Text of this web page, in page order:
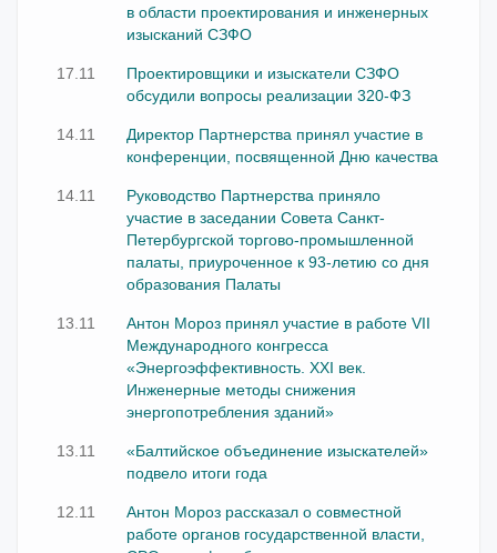
в области проектирования и инженерных
изысканий СЗФО
17.11
Проектировщики и изыскатели СЗФО
обсудили вопросы реализации 320-ФЗ
14.11
Директор Партнерства принял участие в
конференции, посвященной Дню качества
14.11
Руководство Партнерства приняло
участие в заседании Совета Санкт-
Петербургской торгово-промышленной
палаты, приуроченное к 93-летию со дня
образования Палаты
13.11
Антон Мороз принял участие в работе VII
Международного конгресса
«Энергоэффективность. XXI век.
Инженерные методы снижения
энергопотребления зданий»
13.11
«Балтийское объединение изыскателей»
подвело итоги года
12.11
Антон Мороз рассказал о совместной
работе органов государственной власти,